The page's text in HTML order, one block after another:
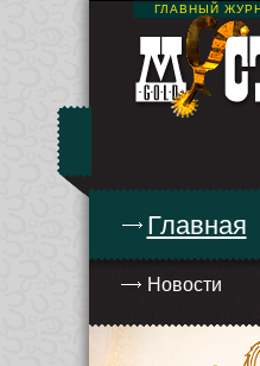
ГЛАВНЫЙ
Главная
Новости